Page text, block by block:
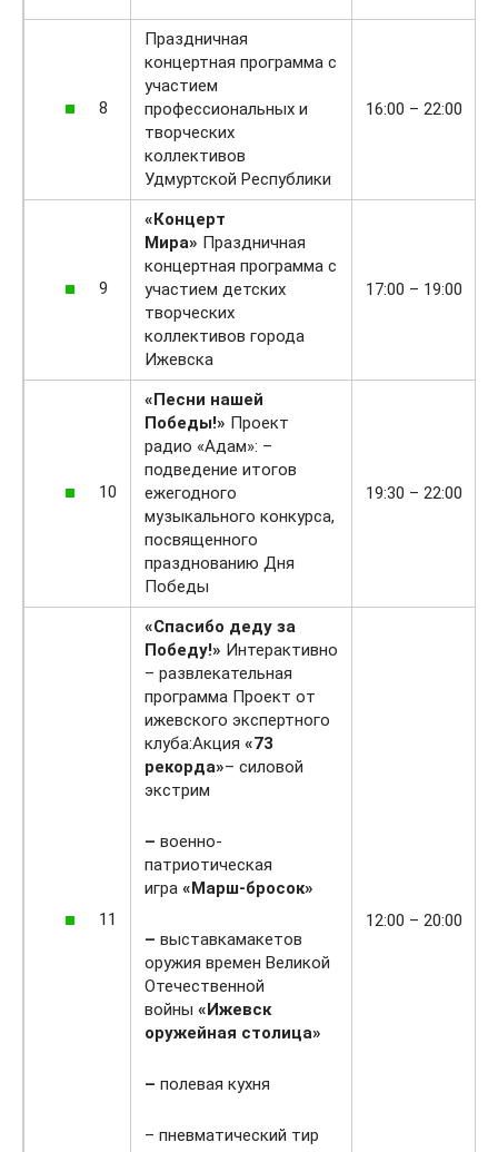
8
Праздничная
концертная программа с
участием
профессиональных и
творческих
коллективов
Удмуртской Республики
16:00 – 22:00
9
«Концерт
Мира» Праздничная
концертная программа с
участием детских
творческих
коллективов города
Ижевска
17:00 – 19:00
10
«Песни нашей
Победы!» Проект
радио «Адам»: –
подведение итогов
ежегодного
музыкального конкурса,
посвященного
празднованию Дня
Победы
19:30 – 22:00
11
«Спасибо деду за
Победу!» Интерактивно
– развлекательная
программа Проект от
ижевского экспертного
клуба:Акция «73
рекорда»– силовой
экстрим
– военно-
патриотическая
игра «Марш-бросок»
– выставкамакетов
оружия времен Великой
Отечественной
войны «Ижевск
оружейная столица»
– полевая кухня
– пневматический тир
12:00 – 20:00